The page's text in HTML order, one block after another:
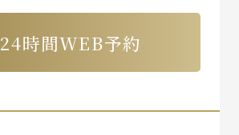
24時間WEB予約